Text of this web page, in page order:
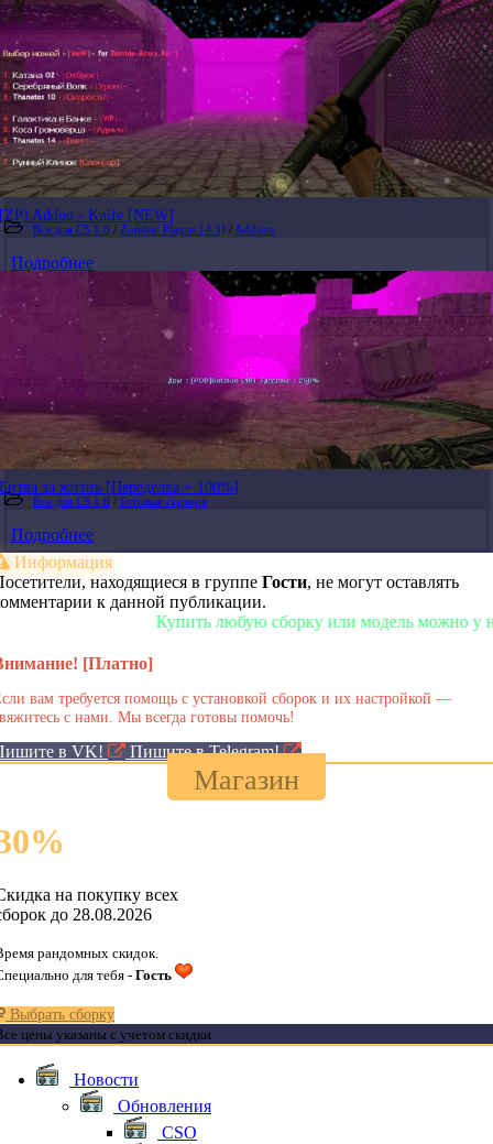
[ZP] Addon - Knife [NEW]
Все для CS 1.6 / Zombie Plague [4.3] / Addons
Подробнее
Битва за жизнь [Переделка + 100%]
Все для CS 1.6 / Готовые сервера
Подробнее
Информация
находящиеся в группе Гости, не могут оставлять
к данной публикации.
Купить любую сборку или модель можно у нас в
[Платно]
вам требуется помощь с установкой сборок и их настройкой —
с нами. Мы всегда готовы помочь!
в VK! Пишите в Telegram!
Магазин
%
на покупку всех
до 28.08.2026
рандомных скидок.
для тебя - Гость
Выбрать сборку
цены указаны с учетом скидки
Новости
Обновления
CSO